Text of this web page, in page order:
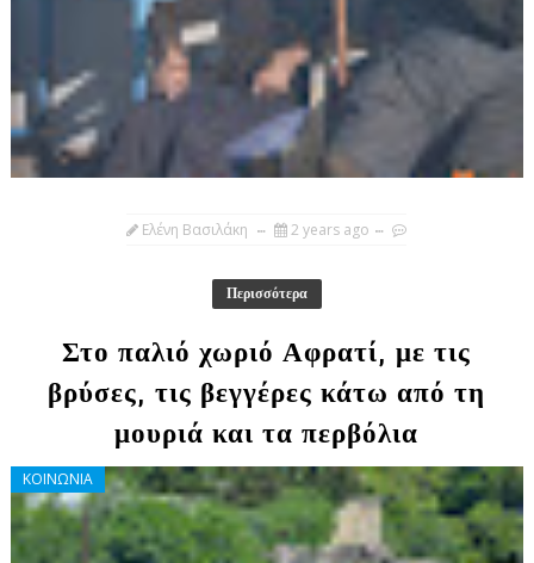
Ελένη Βασιλάκη 2 years ago
Περισσότερα
Στο παλιό χωριό Αφρατί, με τις
βρύσες, τις βεγγέρες κάτω από τη
μουριά και τα περβόλια
ΚΟΙΝΩΝΙΑ